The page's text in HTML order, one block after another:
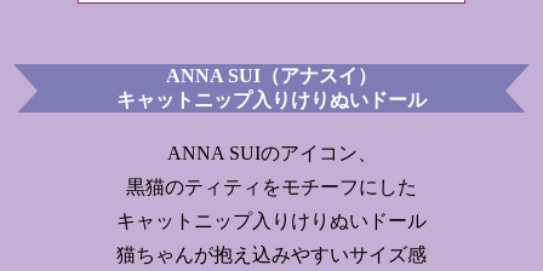
ANNA SUI（アナスイ）
キャットニップ入りけりぬいドール
ANNA SUIのアイコン、
黒猫のティティをモチーフにした
キャットニップ入りけりぬいドール
猫ちゃんが抱え込みやすいサイズ感